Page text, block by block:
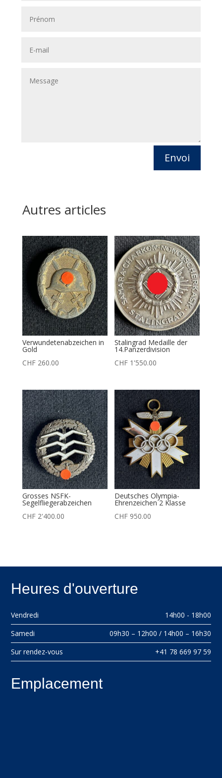
Envoi
Autres articles
Verwundetenabzeichen in
Gold
CHF260.00
Stalingrad Medaille der
14.Panzerdivision
CHF 1'550.00
Grosses NSFK-
Segelfliegerabzeichen
CHF2'400.00
Deutsches Olympia-
Ehrenzeichen 2 Klasse
CHF 950.00
Heures d'ouverture
Vendredi
14h00 - 18h00
Samedi
09h30 – 12h00 / 14h00 – 16h30
Sur rendez-vous
+41 78 669 97 59
Emplacement